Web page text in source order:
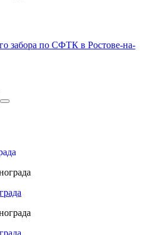
забора по СФТК в Ростове-на-